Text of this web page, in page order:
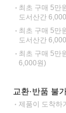
최초 구매 5만
도서산간
최초 구매 5만
도서산간
최초 구매 5만
6,000원)
교환·반품 불
제품이 도착하